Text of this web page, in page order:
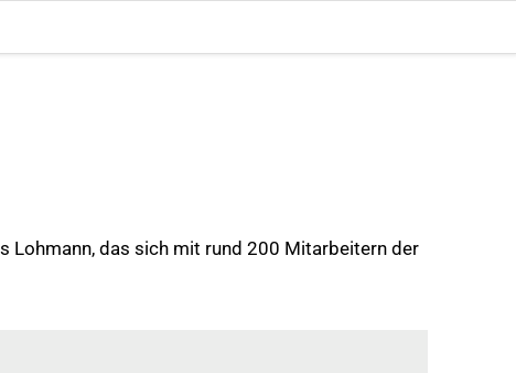
Lohmann, das sich mit rund 200 Mitarbeitern der